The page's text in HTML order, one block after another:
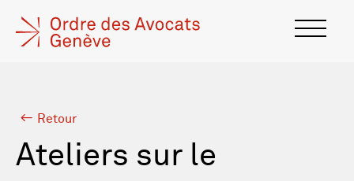
Retour
Ateliers sur le